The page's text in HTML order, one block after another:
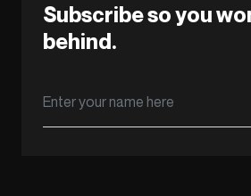
Subscribe so you
behind.